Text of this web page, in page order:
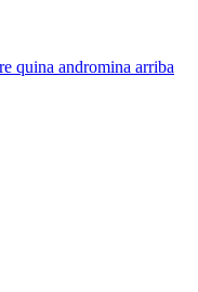
quina andromina arriba